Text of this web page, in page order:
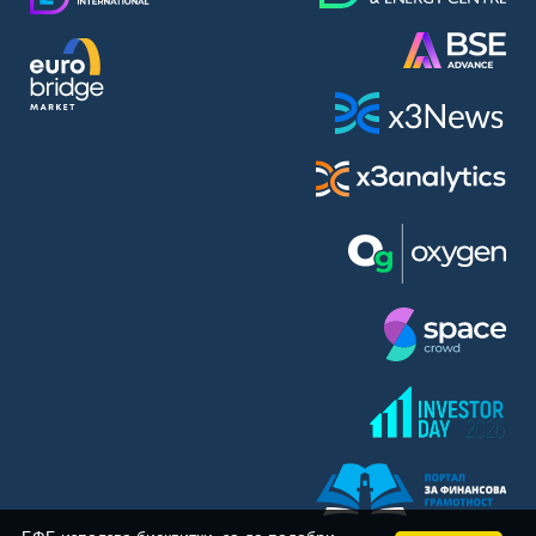
BASF SE (BAS)
Bayer AG (BAYN)
Bayerische Motoren Werke AG (BMW)
BE Semiconductor Industries N.V. (BSI)
Capital One Financial Corp. (CFX)